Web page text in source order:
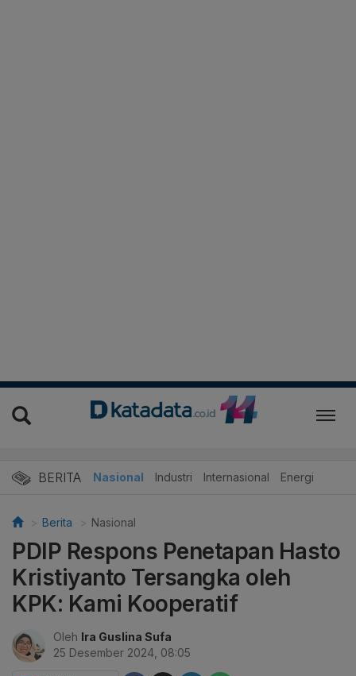
BERITA Nasional Industri Internasional Energi
Berita Nasional
PDIP Respons Penetapan Hasto
Kristiyanto Tersangka oleh
KPK: Kami Kooperatif
Oleh Ira Guslina Sufa
25 Desember 2024, 08:05